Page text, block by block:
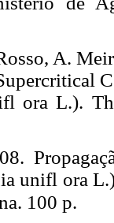
A.
ora L.).
unifl ora
100 p.